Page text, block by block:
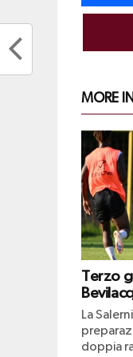
MORE
Terzo
La
doppia